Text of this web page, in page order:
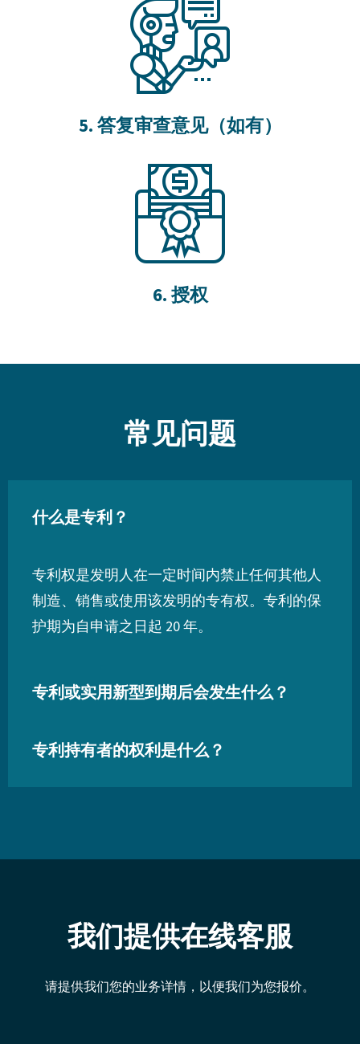
5. 答复审查意见（如有）
6. 授权
常见问题
什么是专利？
专利权是发明人在一定时间内禁止任何其他人
制造、销售或使用该发明的专有权。专利的保
护期为自申请之日起 20 年。
专利或实用新型到期后会发生什么？
专利持有者的权利是什么？
我们提供在线客服
请提供我们您的业务详情，以便我们为您报价。